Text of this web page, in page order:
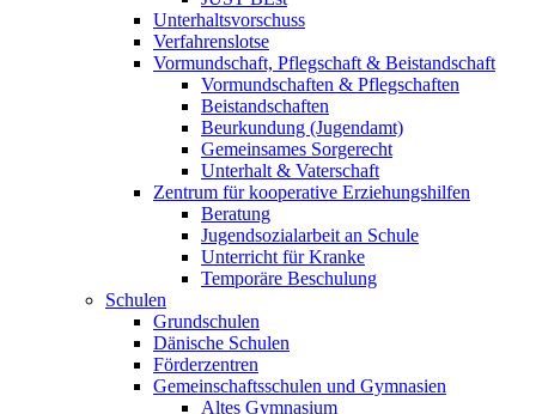
Unterhaltsvorschuss
Verfahrenslotse
Vormundschaft, Pflegschaft & Beistandschaft
Vormundschaften & Pflegschaften
Beistandschaften
Beurkundung (Jugendamt)
Gemeinsames Sorgerecht
Unterhalt & Vaterschaft
Zentrum für kooperative Erziehungshilfen
Beratung
Jugendsozialarbeit an Schule
Unterricht für Kranke
Temporäre Beschulung
Schulen
Grundschulen
Dänische Schulen
Förderzentren
Gemeinschaftsschulen und Gymnasien
Altes Gymnasium